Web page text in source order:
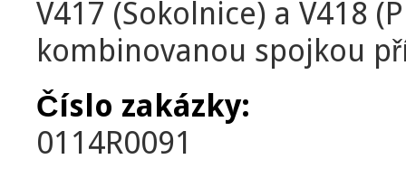
V417 (Sokolnice) a V418
kombinovanou spojkou
Číslo zakázky:
0114R0091